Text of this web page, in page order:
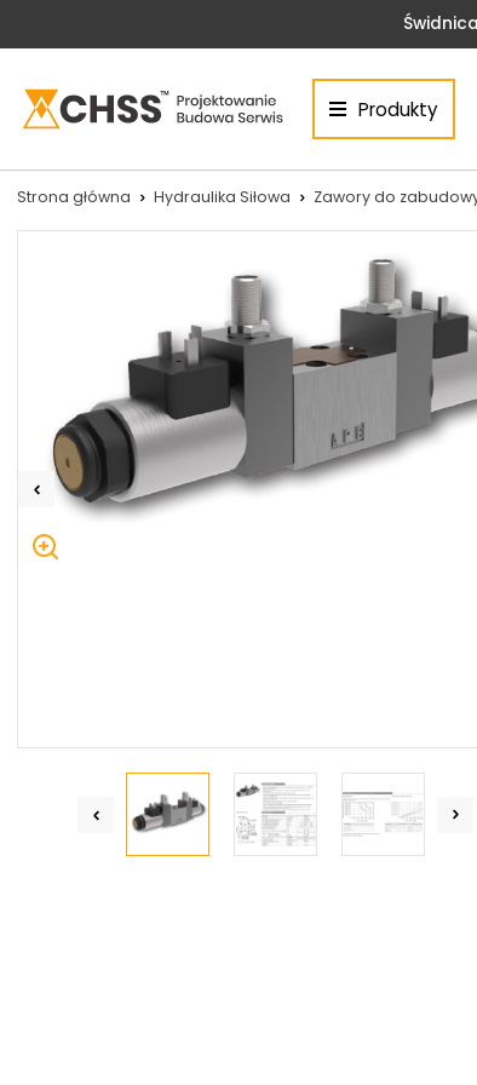
Centrum Hydrauliki Siłowej Świdnica
CHSS.PL DAWID WOŹNY
Siłowniki:
+48 690 884 272
silowniki@chss.pl
+48 536
+48 609
Świdnica
Produkty
Strona główna Hydraulika Siłowa Zawory do zabudowy